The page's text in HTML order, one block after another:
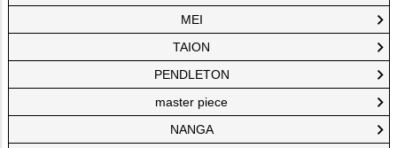
MEI
TAION
PENDLETON
master piece
NANGA